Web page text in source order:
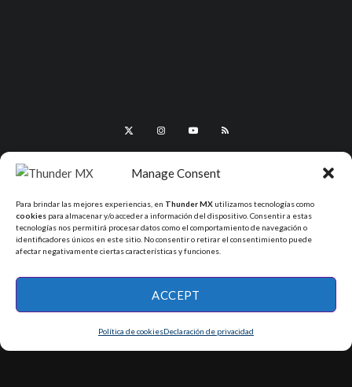
Manage Consent
Para brindar las mejores experiencias, en Thunder MX utilizamos tecnologías como
cookies para almacenar y/o acceder a información del dispositivo. Consentir a estas
tecnologías nos permitirá procesar datos como el comportamiento de navegación o
identificadores únicos en este sitio. No consentir o retirar el consentimiento puede
afectar negativamente ciertas características y funciones.
ACCEPT
Política de cookiesDeclaración de privacidad